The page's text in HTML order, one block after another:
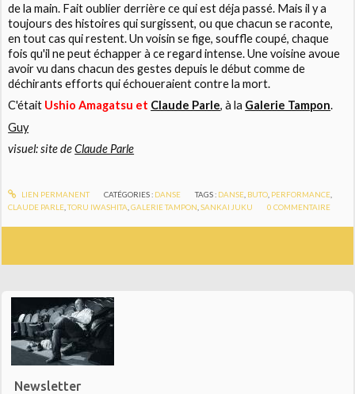
de la main. Fait oublier derrière ce qui est déja passé. Mais il y a
toujours des histoires qui surgissent, ou que chacun se raconte,
en tout cas qui restent. Un voisin se fige, souffle coupé, chaque
fois qu'il ne peut échapper à ce regard intense. Une voisine avoue
avoir vu dans chacun des gestes depuis le début comme de
déchirants efforts qui échoueraient contre la mort.
C'était Ushio Amagatsu et Claude Parle, à la Galerie Tampon.
Guy
visuel: site deClaude Parle
LIEN PERMANENT CATÉGORIES : DANSE TAGS : DANSE BUTO PERFORMANCE
CLAUDE PARLE ,TORU IWASHITA ,GALERIE TAMPON ,SANKAI JUKU 0 COMMENTAIRE
Newsletter